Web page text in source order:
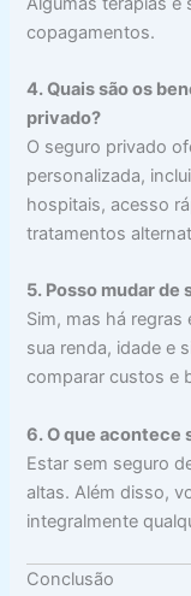
copagamentos.
4. Quais são os
privado?
O seguro privado
personalizada,
hospitais, acesso
tratamentos
5. Posso mudar
Sim, mas há
sua renda, idade e
comparar custos e
6. O que acontece
Estar sem seguro
altas. Além disso,
integralmente
Conclusão